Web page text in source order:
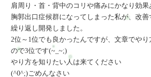
肩周り・首・背中のコリや痛みにかなり効果
胸郭出口症候群になってしまった私が、改
繰り返し開発しました。
2位～1位でも良かったんですが、文章でや
ので3位です(~_~;)
やり方を知りたい人は来てください
(^0^;)ごめんなさい